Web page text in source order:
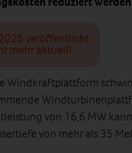
veröffentlicht
mehr aktuell!
Windkraftplattform
von 16,6 MW
von mehr als 35